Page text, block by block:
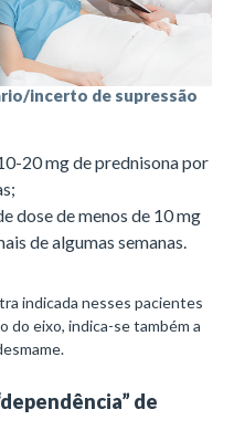
incerto de supressão
20 mg de prednisona por
dose de menos de 10 mg
de algumas semanas.
indicada nesses pacientes
do eixo, indica-se também a
de